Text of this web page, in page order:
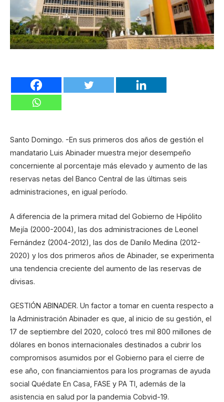
Santo Domingo. -En sus primeros dos años de gestión el
mandatario Luis Abinader muestra mejor desempeño
concerniente al porcentaje más elevado y aumento de las
reservas netas del Banco Central de las últimas seis
administraciones, en igual período.
A diferencia de la primera mitad del Gobierno de Hipólito
Mejía (2000-2004), las dos administraciones de Leonel
Fernández (2004-2012), las dos de Danilo Medina (2012-
2020) y los dos primeros años de Abinader, se experimenta
una tendencia creciente del aumento de las reservas de
divisas.
GESTIÓN ABINADER. Un factor a tomar en cuenta respecto a
la Administración Abinader es que, al inicio de su gestión, el
17 de septiembre del 2020, colocó tres mil 800 millones de
dólares en bonos internacionales destinados a cubrir los
compromisos asumidos por el Gobierno para el cierre de
ese año, con financiamientos para los programas de ayuda
social Quédate En Casa, FASE y PA TI, además de la
asistencia en salud por la pandemia Cobvid-19.